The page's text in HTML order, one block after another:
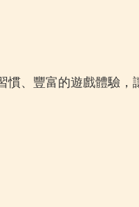
、豐富的遊戲體驗，